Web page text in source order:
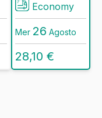
Economy
Mer 26 Agosto
28,10 €